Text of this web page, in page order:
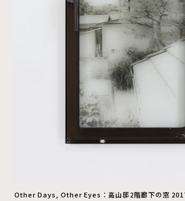
Other Days, Other Eyes：高山邸2階廊下の窓